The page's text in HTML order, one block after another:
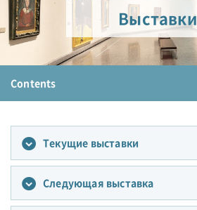
Выставки
Contents
Текущие выставки
Следующая выставка